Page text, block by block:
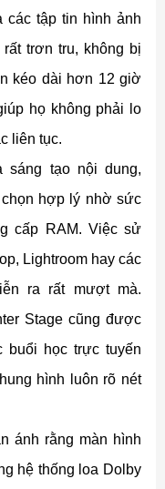
các tập tin hình ảnh
trơn tru, không bị
kéo dài hơn 12 giờ
họ không phải lo
liên tục.
tạo nội dung,
chọn hợp lý nhờ sức
cấp RAM. Việc sử
Lightroom hay các
ra rất mượt mà.
Stage cũng được
buổi học trực tuyến
hình luôn rõ nét
ánh rằng màn hình
hệ thống loa Dolby